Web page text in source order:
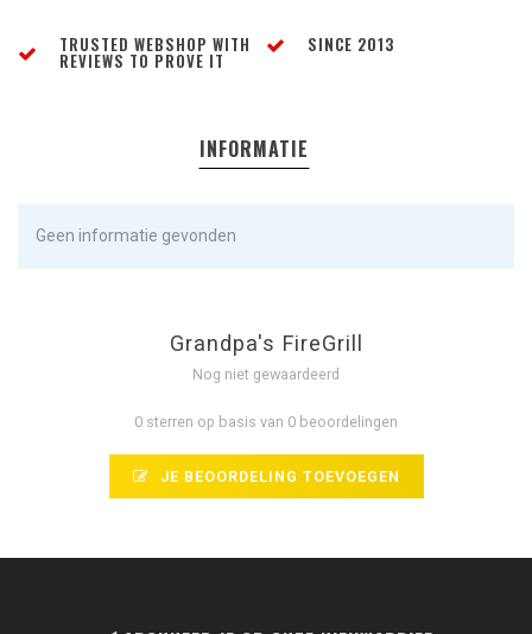
TRUSTED WEBSHOP WITH
REVIEWS TO PROVE IT
SINCE 2013
INFORMATIE
Geen informatie gevonden
Grandpa's FireGrill
Nog niet gewaardeerd
0 sterren op basis van 0 beoordelingen
JE BEOORDELING TOEVOEGEN